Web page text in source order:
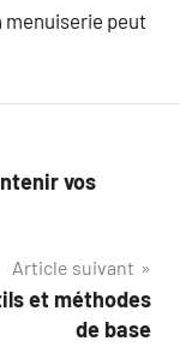
menuiserie peut
vos
Article suivant
et méthodes
de base